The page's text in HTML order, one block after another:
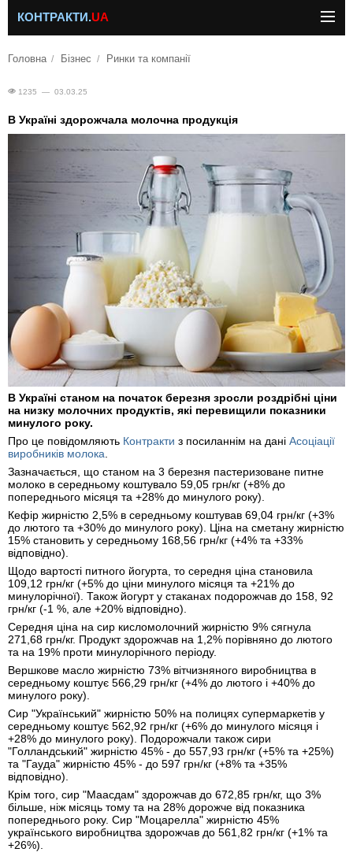
КОНТРАКТИ.UA
Головна Бізнес Ринки та компанії
1235 — 03.03.25
В Україні здорожчала молочна продукція
В Україні станом на початок березня зросли роздрібні ціни
на низку молочних продуктів, які перевищили показники
минулого року.
Про це повідомляють Контракти з посиланнім на дані Асоціації
виробників молока
Зазначається, що станом на 3 березня пастеризоване питне
молоко в середньому коштувало 59,05 грн/кг (+8% до
попереднього місяця та +28% до минулого року).
Кефір жирністю 2,5% в середньому коштував 69,04 грн/кг (+3%
до лютого та +30% до минулого року). Ціна на сметану жирністю
15% становить у середньому 168,56 грн/кг (+4% та +33%
відповідно).
Щодо вартості питного йогурта, то середня ціна становила
109,12 грн/кг (+5% до ціни минулого місяця та +21% до
минулорічної). Також йогурт у стаканах подорожчав до 158, 92
грн/кг (-1 %, але +20% відповідно).
Середня ціна на сир кисломолочний жирністю 9% сягнула
271,68 грн/кг. Продукт здорожчав на 1,2% порівняно до лютого
та на 19% проти минулорічного періоду.
Вершкове масло жирністю 73% вітчизняного виробництва в
середньому коштує 566,29 грн/кг (+4% до лютого і +40% до
минулого року).
Сир "Український" жирністю 50% на полицях супермаркетів у
середньому коштує 562,92 грн/кг (+6% до минулого місяця і
+28% до минулого року). Подорожчали також сири
"Голландський" жирністю 45% - до 557,93 грн/кг (+5% та +25%)
та "Гауда" жирністю 45% - до 597 грн/кг (+8% та +35%
відповідно).
Крім того, сир "Маасдам" здорожчав до 672,85 грн/кг, що 3%
більше, ніж місяць тому та на 28% дорожче від показника
попереднього року. Сир "Моцарелла" жирністю 45%
українського виробництва здорожчав до 561,82 грн/кг (+1% та
+26%).